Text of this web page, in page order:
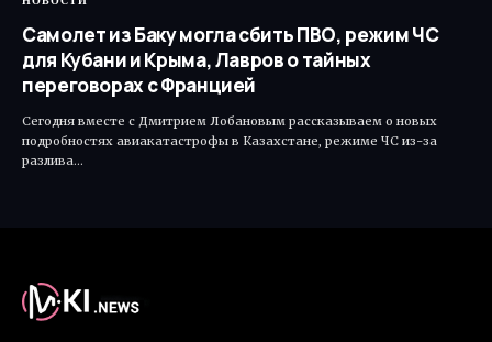
Самолет из Баку могла сбить ПВО, режим ЧС
для Кубани и Крыма, Лавров о тайных
переговорах с Францией
Сегодня вместе с Дмитрием Лобановым рассказываем о новых
подробностях авиакатастрофы в Казахстане, режиме ЧС из-за
разлива…